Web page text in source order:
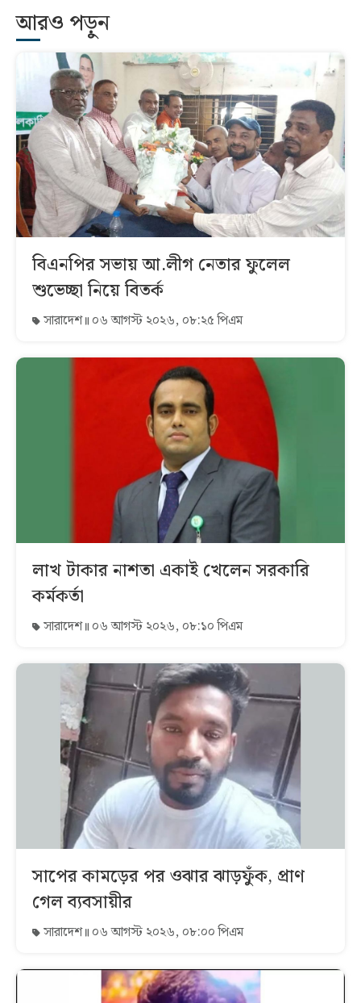
আরও পড়ুন
বিএনপির সভায় আ.লীগ নেতার ফুলেল
শুভেচ্ছা নিয়ে বিতর্ক
সারাদেশ ০৬ আগস্ট ২০২৬, ০৮:২৫ পিএম
লাখ টাকার নাশতা একাই খেলেন সরকারি
কর্মকর্তা
সারাদেশ ০৬ আগস্ট ২০২৬, ০৮:১০ পিএম
সাপের কামড়ের পর ওঝার ঝাড়ফুঁক, প্রাণ
গেল ব্যবসায়ীর
সারাদেশ ০৬ আগস্ট ২০২৬, ০৮:০০ পিএম